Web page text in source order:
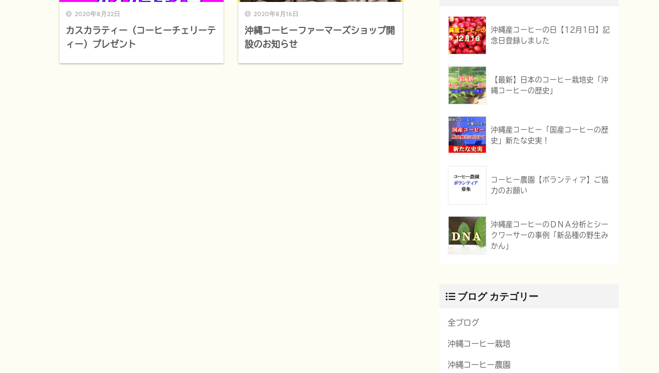
2020年8月22日
カスカラティー（コーヒーチェリーテ
ィー）プレゼント
2020年8月16日
沖縄コーヒーファーマーズショップ開
設のお知らせ
沖縄産コーヒーの日【12月1日】記
念日登録しました
【最新】日本のコーヒー栽培史「沖
縄コーヒーの歴史」
沖縄産コーヒー「国産コーヒーの歴
史」新たな史実！
コーヒー農園【ボランティア】ご協
力のお願い
沖縄産コーヒーのＤＮＡ分析とシー
クワーサーの事例「新品種の野生み
かん」
ブログ カテゴリー
全ブログ
沖縄コーヒー栽培
沖縄コーヒー農園